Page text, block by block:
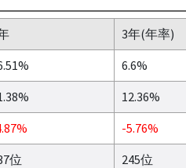
3年(年率)
6.6%
12.36%
-5.76%
位 245位